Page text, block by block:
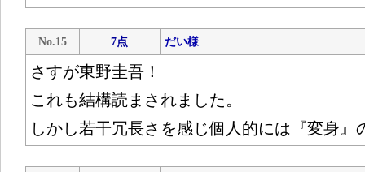
No.15 7点 だい様
さすが東野圭吾！
これも結構読まされました。
しかし若干冗長さを感じ個人的には『変身』